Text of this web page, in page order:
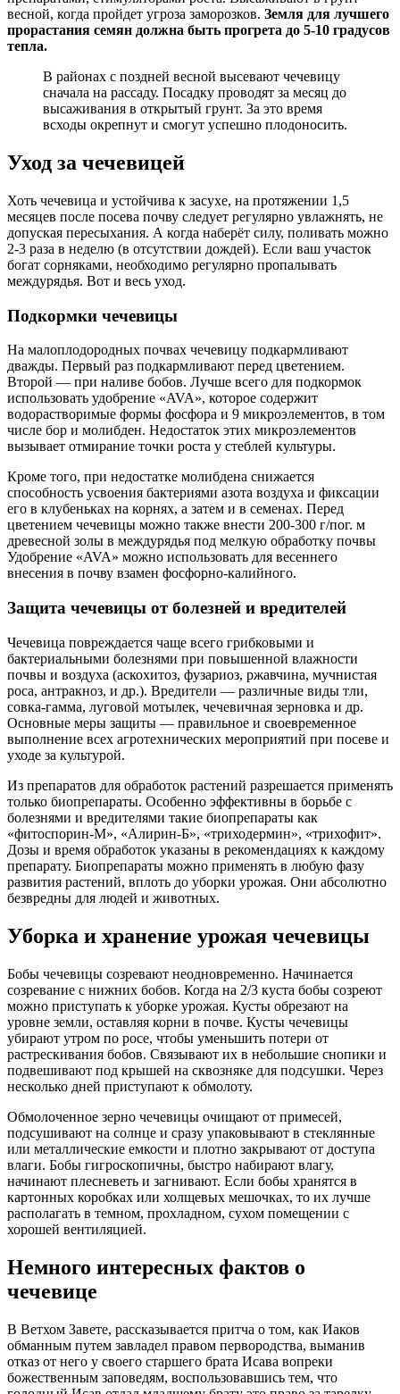
весной, когда пройдет угроза заморозков. Земля для лучшего
прорастания семян должна быть прогрета до 5-10 градусов
тепла.
В районах с поздней весной высевают чечевицу
сначала на рассаду. Посадку проводят за месяц до
высаживания в открытый грунт. За это время
всходы окрепнут и смогут успешно плодоносить.
Уход за чечевицей
Хоть чечевица и устойчива к засухе, на протяжении 1,5
месяцев после посева почву следует регулярно увлажнять, не
допуская пересыхания. А когда наберёт силу, поливать можно
2-3 раза в неделю (в отсутствии дождей). Если ваш участок
богат сорняками, необходимо регулярно пропалывать
междурядья. Вот и весь уход.
Подкормки чечевицы
На малоплодородных почвах чечевицу подкармливают
дважды. Первый раз подкармливают перед цветением.
Второй — при наливе бобов. Лучше всего для подкормок
использовать удобрение «AVA», которое содержит
водорастворимые формы фосфора и 9 микроэлементов, в том
числе бор и молибден. Недостаток этих микроэлементов
вызывает отмирание точки роста у стеблей культуры.
Кроме того, при недостатке молибдена снижается
способность усвоения бактериями азота воздуха и фиксации
его в клубеньках на корнях, а затем и в семенах. Перед
цветением чечевицы можно также внести 200-300 г/пог. м
древесной золы в междурядья под мелкую обработку почвы
Удобрение «AVA» можно использовать для весеннего
внесения в почву взамен фосфорно-калийного.
Защита чечевицы от болезней и вредителей
Чечевица повреждается чаще всего грибковыми и
бактериальными болезнями при повышенной влажности
почвы и воздуха (аскохитоз, фузариоз, ржавчина, мучнистая
роса, антракноз, и др.). Вредители — различные виды тли,
совка-гамма, луговой мотылек, чечевичная зерновка и др.
Основные меры защиты — правильное и своевременное
выполнение всех агротехнических мероприятий при посеве и
уходе за культурой.
Из препаратов для обработок растений разрешается применять
только биопрепараты. Особенно эффективны в борьбе с
болезнями и вредителями такие биопрепараты как
«фитоспорин-М», «Алирин-Б», «триходермин», «трихофит».
Дозы и время обработок указаны в рекомендациях к каждому
препарату. Биопрепараты можно применять в любую фазу
развития растений, вплоть до уборки урожая. Они абсолютно
безвредны для людей и животных.
Уборка и хранение урожая чечевицы
Бобы чечевицы созревают неодновременно. Начинается
созревание с нижних бобов. Когда на 2/3 куста бобы созреют
можно приступать к уборке урожая. Кусты обрезают на
уровне земли, оставляя корни в почве. Кусты чечевицы
убирают утром по росе, чтобы уменьшить потери от
растрескивания бобов. Связывают их в небольшие снопики и
подвешивают под крышей на сквозняке для подсушки. Через
несколько дней приступают к обмолоту.
Обмолоченное зерно чечевицы очищают от примесей,
подсушивают на солнце и сразу упаковывают в стеклянные
или металлические емкости и плотно закрывают от доступа
влаги. Бобы гигроскопичны, быстро набирают влагу,
начинают плесневеть и загнивают. Если бобы хранятся в
картонных коробках или холщевых мешочках, то их лучше
располагать в темном, прохладном, сухом помещении с
хорошей вентиляцией.
Немного интересных фактов о
чечевице
В Ветхом Завете, рассказывается притча о том, как Иаков
обманным путем завладел правом первородства, выманив
отказ от него у своего старшего брата Исава вопреки
божественным заповедям, воспользовавшись тем, что